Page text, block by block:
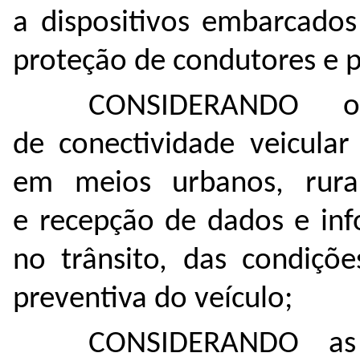
a dispositivos
proteção de condutores e
de conectividade
em meios urbanos,
e recepção de dados e
no trânsito, das
preventiva do veículo;
CONSIDERANDO